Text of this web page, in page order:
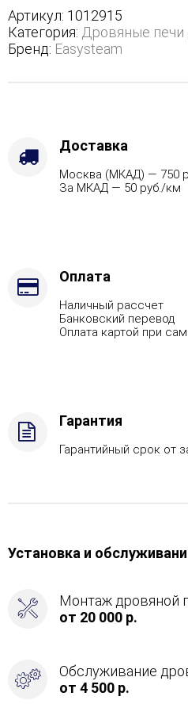
полноценном
кожухе
-
Марка
Варианты
кожуха
топлива
Подготовка
Артикул: 1012915
Категория: Дровяные печи
Бренд: Easysteam
Доставка
Москва (МКАД) — 750
За МКАД — 50 руб./км
Оплата
Наличный рассчет
Банковский перевод
Оплата картой при
Гарантия
Гарантийный срок от
Установка и
Монтаж дровяной
от 20 000 р.
Обслуживание
от 4 500 р.